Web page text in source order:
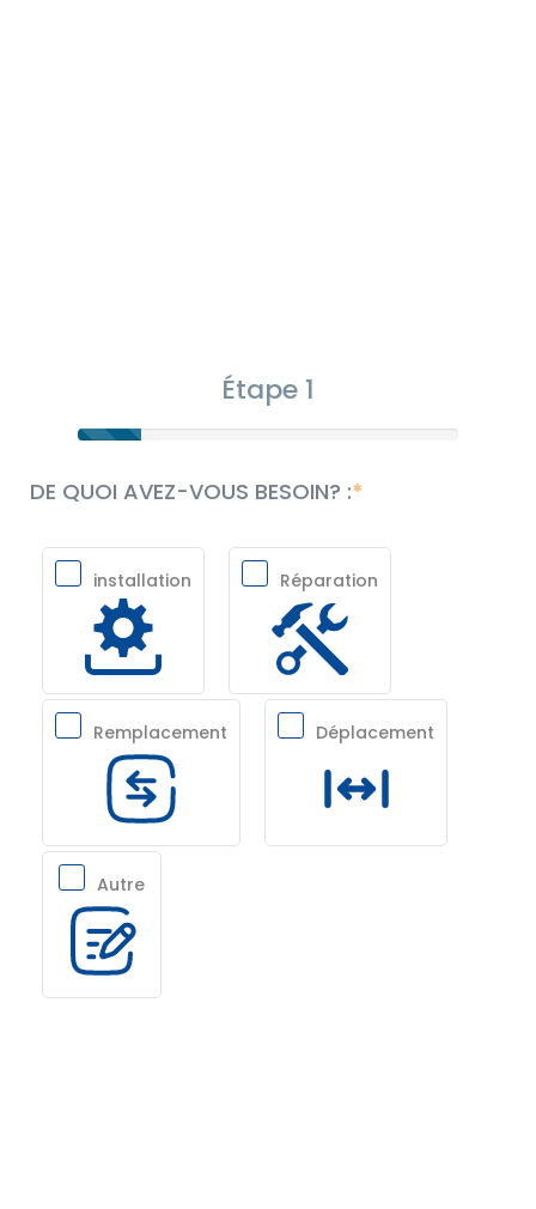
Étape 1
DE QUOI AVEZ-VOUS BESOIN? :
installation Réparation
Remplacement Déplacement
Autre